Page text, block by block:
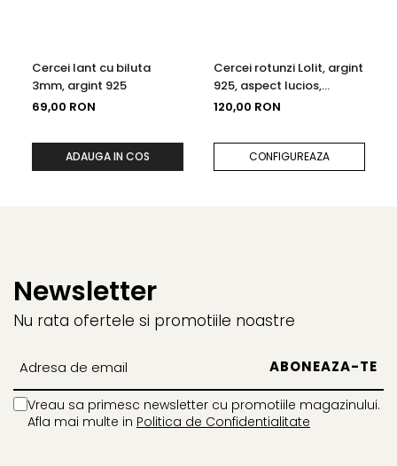
Cercei lant cu biluta
3mm, argint 925
69,00 RON
ADAUGA IN COS
Cercei rotunzi Lolit, argint
925, aspect lucios,
diametru 1.4cm
120,00 RON
CONFIGUREAZA
Newsletter
Nu rata ofertele si promotiile noastre
Vreau sa primesc newsletter cu promotiile magazinului.
Afla mai multe in Politica de Confidentialitate